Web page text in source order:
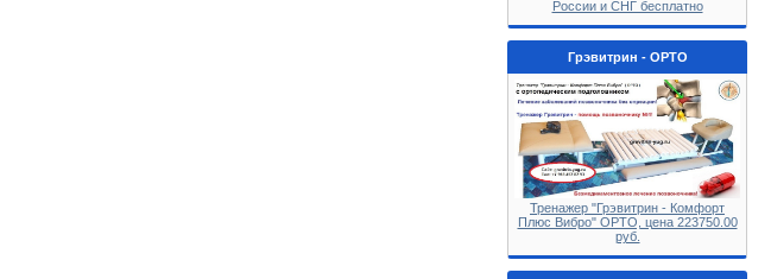
России и СНГ бесплатно
Грэвитрин - ОРТО
Тренажер "Грэвитрин - Комфорт
Плюс Вибро" ОРТО, цена 223750.00
руб.